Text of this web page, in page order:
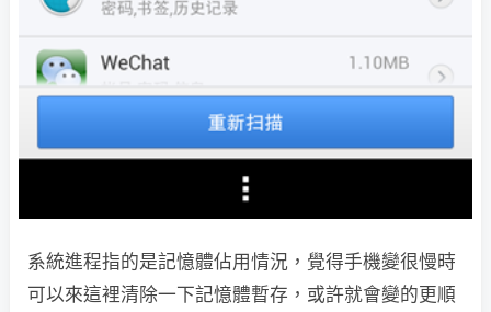
系統進程指的是記憶體佔用情況，覺得手機變很慢時
可以來這裡清除一下記憶體暫存，或許就會變的更順